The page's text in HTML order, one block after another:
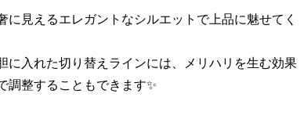
に見えるエレガントなシルエットで上品に魅せてく
に入れた切り替えラインには、メリハリを生む効果
調整することもできます✨